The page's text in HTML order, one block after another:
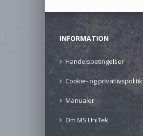
INFORMATION
Handelsbetingelser
Cookie- og privatlivspolitik
Manualer
Om MS UniTek